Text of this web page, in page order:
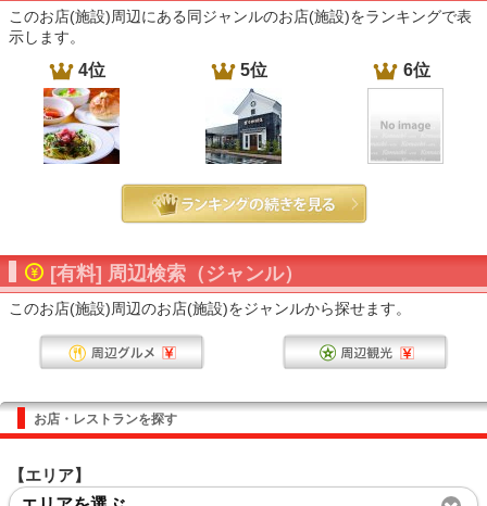
このお店(施設)周辺にある同ジャンルのお店(施設)をランキングで表
示します。
4位 5位 6位
[有料] 周辺検索（ジャンル）
このお店(施設)周辺のお店(施設)をジャンルから探せます。
お店・レストランを探す
【エリア】